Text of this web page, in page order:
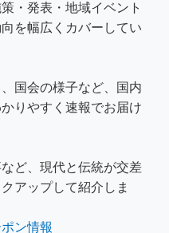
・発表・地域イベント
を幅広くカバーしてい
国会の様子など、国内
りやすく速報でお届け
ど、現代と伝統が交差
アップして紹介しま
ン情報